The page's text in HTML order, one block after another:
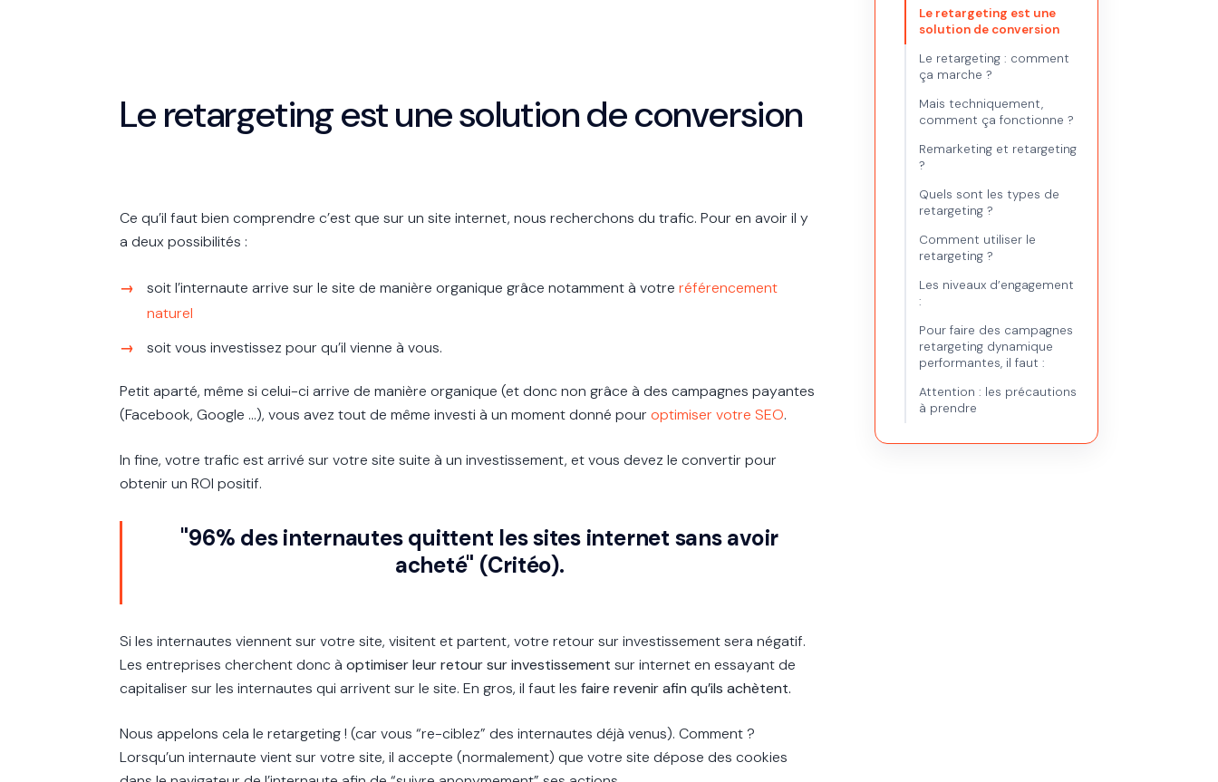
Le retargeting est une solution de conversion
Ce qu’il faut bien comprendre c’est que sur un site internet, nous recherchons du trafic. Pour en avoir il y
a deux possibilités :
soit l’internaute arrive sur le site de manière organique grâce notamment à votre référencement
naturel
soit vous investissez pour qu’il vienne à vous.
Petit aparté, même si celui-ci arrive de manière organique (et donc non grâce à des campagnes payantes
(Facebook, Google …), vous avez tout de même investi à un moment donné pouroptimiser votre SEO.
In fine, votre trafic est arrivé sur votre site suite à un investissement, et vous devez le convertir pour
obtenir un ROI positif.
"96% des internautes quittent les sites internet sans avoir
acheté" (Critéo).
Si les internautes viennent sur votre site, visitent et partent, votre retour sur investissement sera négatif.
Les entreprises cherchent donc à optimiser leur retour sur investissement sur internet en essayant de
capitaliser sur les internautes qui arrivent sur le site. En gros, il faut les faire revenir afin qu’ils achètent.
Nous appelons cela le retargeting ! (car vous “re-ciblez” des internautes déjà venus). Comment ?
Lorsqu’un internaute vient sur votre site, il accepte (normalement) que votre site dépose des cookies
Le retargeting est une
solution de conversion
Le retargeting : comment
ça marche ?
Mais techniquement,
comment ça fonctionne ?
Remarketing et retargeting
?
Quels sont les types de
retargeting ?
Comment utiliser le
retargeting ?
Les niveaux d’engagement
:
Pour faire des campagnes
retargeting dynamique
performantes, il faut :
Attention : les précautions
à prendre